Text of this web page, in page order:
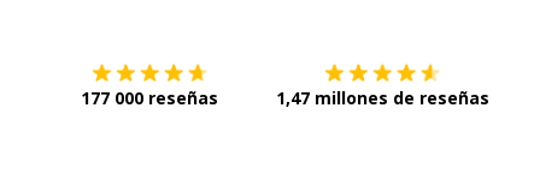
177 000 reseñas 1,47 millones de reseñas